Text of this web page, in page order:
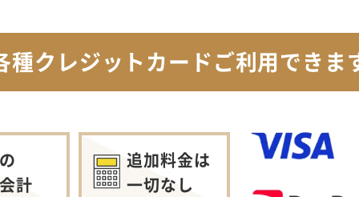
種クレジットカードご利用できま
計
追加料金は
一切なし